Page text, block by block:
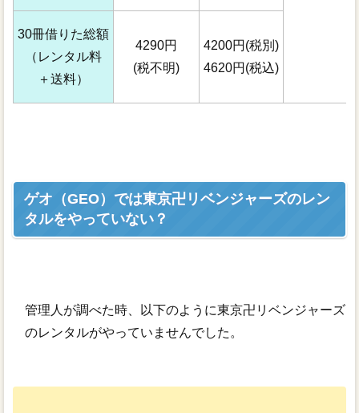
30冊借りた総額
（レンタル料
＋送料）
4290円
(税不明)
4200円(税別)
4620円(税込)
ゲオ（GEO）では東京卍リベンジャーズのレン
タルをやっていない？
管理人が調べた時、以下のように東京卍リベンジャーズ
のレンタルがやっていませんでした。